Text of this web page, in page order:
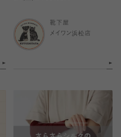
靴下屋
メイワン浜松店